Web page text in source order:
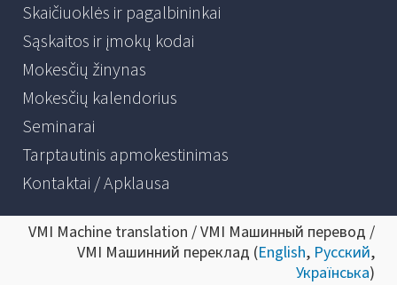
Skaičiuoklės ir pagalbininkai
Sąskaitos ir įmokų kodai
Mokesčių žinynas
Mokesčių kalendorius
Seminarai
Tarptautinis apmokestinimas
Kontaktai / Apklausa
VMI Machine translation / VMI Машинный перевод /
VMI Машинний переклад (English, Русский,
Українська)